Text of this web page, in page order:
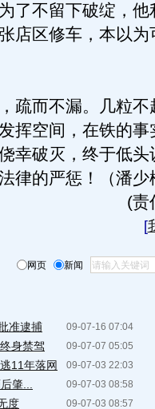
了不留下破绽，他
店区修车，本以为
而不漏。几粒不
挥空间，在铁的事
幸破灭，终于低头
律的严惩！（潘少
(责
[
网页 新闻
09-07-16 07:04
准逮捕
09-07-07 05:05
身禁驾
09-07-03 22:03
11年落网
09-07-03 08:58
肇...
09-07-03 08:57
度